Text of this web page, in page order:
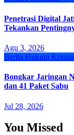
Penetrasi Digital
Tekankan
Agu 3, 2026
Berita Hukum
Bongkar Jaringan
dan 41 Paket Sabu
Jul 28, 2026
You Missed